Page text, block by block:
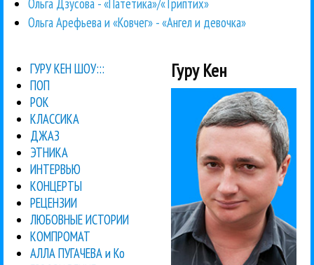
Ольга Арефьева и «Ковчег» - «Ангел и девочка»
ГУРУ КЕН ШОУ:::
ПОП
РОК
КЛАССИКА
ДЖАЗ
ЭТНИКА
ИНТЕРВЬЮ
КОНЦЕРТЫ
РЕЦЕНЗИИ
ЛЮБОВНЫЕ ИСТОРИИ
КОМПРОМАТ
АЛЛА ПУГАЧЕВА и Ко
Гуру Кен